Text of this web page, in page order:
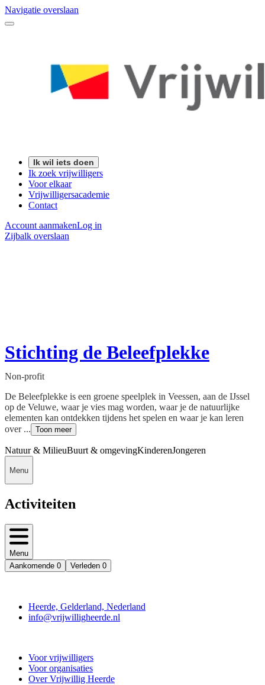
Navigatie overslaan
Ik wil iets doen
Ik zoek vrijwilligers
Voor elkaar
Vrijwilligersacademie
Contact
Account aanmakenLog in
Zijbalk overslaan
Stichting de Beleefplekke
Non-profit
De Beleefplekke is een groene speelplek in Veessen, aan de IJssel
op de Veluwe, waar je vies mag worden, waar je de natuurlijke
elementen kan ontdekken tijdens het spelen en waar je kan leren
over ... Toon meer
Natuur & MilieuBuurt & omgevingKinderenJongeren
Menu
Activiteiten
Menu
Aankomende 0 Verleden 0
Heerde, Gelderland, Nederland
info@vrijwilligheerde.nl
Voor vrijwilligers
Voor organisaties
Over Vrijwillig Heerde